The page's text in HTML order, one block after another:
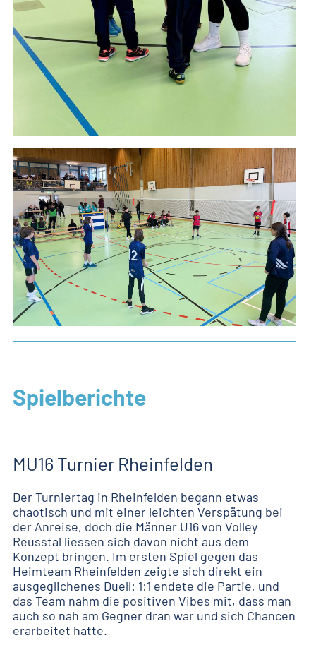
Spielberichte
MU16 Turnier Rheinfelden
Der Turniertag in Rheinfelden begann etwas
chaotisch und mit einer leichten Verspätung bei
der Anreise, doch die Männer U16 von Volley
Reusstal liessen sich davon nicht aus dem
Konzept bringen. Im ersten Spiel gegen das
Heimteam Rheinfelden zeigte sich direkt ein
ausgeglichenes Duell: 1:1 endete die Partie, und
das Team nahm die positiven Vibes mit, dass man
auch so nah am Gegner dran war und sich Chancen
erarbeitet hatte.